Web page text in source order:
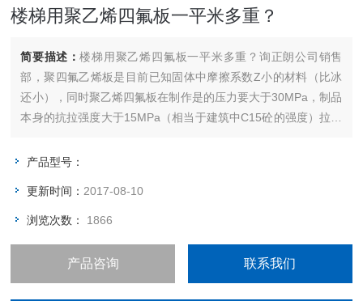
楼梯用聚乙烯四氟板一平米多重？
简要描述：楼梯用聚乙烯四氟板一平米多重？询正朗公司销售
部，聚四氟乙烯板是目前已知固体中摩擦系数Z小的材料（比冰
还小），同时聚乙烯四氟板在制作是的压力要大于30MPa，制品
本身的抗拉强度大于15MPa（相当于建筑中C15砼的强度）拉伸
可靠的强度及拉伸率。
产品型号：
更新时间： 2017-08-10
浏览次数： 1866
产品咨询 联系我们